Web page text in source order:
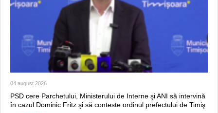
04 august 2026
PSD cere Parchetului, Ministerului de Interne şi ANI să intervină
în cazul Dominic Fritz şi să conteste ordinul prefectului de Timiş